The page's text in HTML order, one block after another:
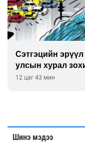
Сэтгэцийн
улсын хурал
12 цаг 43 мин
Шинэ мэдээ